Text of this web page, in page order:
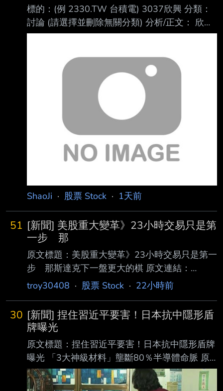
標的：(例 2330.TW 台積電) 3037欣興 分類：
討論 (請選擇並刪除無關分類) 分析/正文： 欣興
法說會也來分析一篇內容 先回應藍鳥大 因為文
是講有多好 人家講甚麼我就分析甚麼 另外我本
來長期持有看多的就是欣興、南亞科跟華邦電沒
錯 但多文已經發過了 現在就是專心把法說會剝
開來解析給大家 欣興是載板三雄的龍頭 特色是
1.技術最強 2.ABF載板佔比最高(其他家有比較多
的BT載板) 以前發多文的時候說過 我是200元出
頭進場玩的 至今南電數度超車欣興 我也
ShaoJi · 股票 Stock · 1天前
51 [新聞] 美股重大變革》23小時交易只是第
一步 那
原文標題：美股重大變革》23小時交易只是第一
步 那斯達克下一盤更大的棋 原文連結：
https://www.peoplenews.tw/articles/economic-
名：蕭 雅雯 原文內容： 美國證券交易委員會
（SEC）主席阿特金斯（Paul Atkins）接受
《Yahoo Finance》專訪 時表示，SEC將於今年
秋天展開研究，探討推動美股每週5天、每天23
小時交易；另一方面 ，那斯達克（Nasdaq）已
率先宣布，「全球交易時間」（Glo
troy30408 · 股票 Stock · 22小時前
30 [新聞] 捏住習近平要害！日本抗中隱形盾
牌曝光
原文標題：捏住習近平要害！日本抗中隱形盾牌
曝光 「3大神級材料」壟斷80％半導體命脈 原
文連結：
https://ec.ltn.com.tw/article/breakingnews/5531